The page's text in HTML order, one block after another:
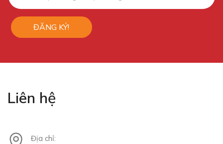
ĐĂNG KÝ!
Liên hệ
Địa chỉ: